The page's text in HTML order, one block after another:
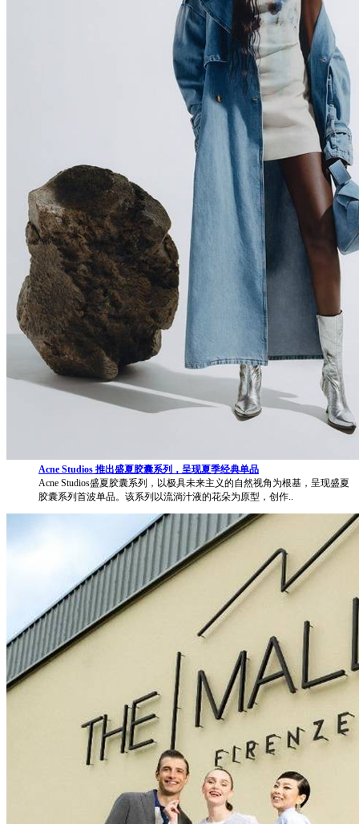
Acne Studios 推出盛夏胶囊系列，呈现夏季经典单品
Acne Studios盛夏胶囊系列，以极具未来主义的自然视角为根基，呈现盛夏
胶囊系列首波单品。该系列以流淌汁液的花朵为原型，创作..